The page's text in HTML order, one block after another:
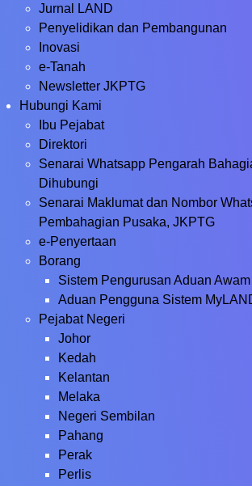
Jurnal LAND
Penyelidikan dan Pembangunan
Inovasi
e-Tanah
Newsletter JKPTG
Hubungi Kami
Ibu Pejabat
Direktori
Senarai Whatsapp Pengarah
Dihubungi
Senarai Maklumat dan Nombor
Pembahagian Pusaka, JKPTG
e-Penyertaan
Borang
Sistem Pengurusan Aduan
Aduan Pengguna Sistem
Pejabat Negeri
Johor
Kedah
Kelantan
Melaka
Negeri Sembilan
Pahang
Perak
Perlis